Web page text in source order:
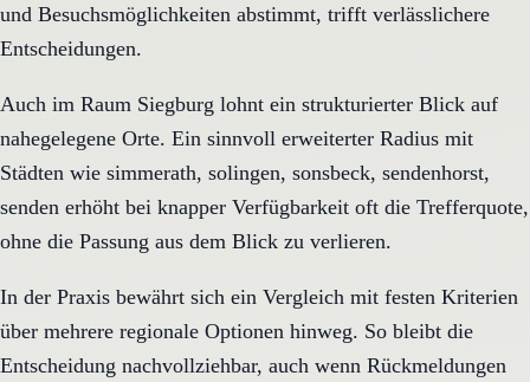
und Besuchsmöglichkeiten abstimmt, trifft verlässlichere
Entscheidungen.
Auch im Raum Siegburg lohnt ein strukturierter Blick auf
nahegelegene Orte. Ein sinnvoll erweiterter Radius mit
Städten wie simmerath, solingen, sonsbeck, sendenhorst,
senden erhöht bei knapper Verfügbarkeit oft die Trefferquote,
ohne die Passung aus dem Blick zu verlieren.
In der Praxis bewährt sich ein Vergleich mit festen Kriterien
über mehrere regionale Optionen hinweg. So bleibt die
Entscheidung nachvollziehbar, auch wenn Rückmeldungen